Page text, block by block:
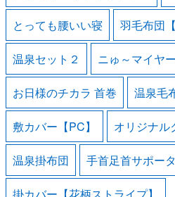
とっても腰いい寝 羽毛布団
温泉セット２ ニゅ～マイヤ
お日様のチカラ 首巻 温泉毛
敷カバー【PC】 オリジナル
温泉掛布団 手首足首サポー
掛カバー【花柄ストライプ】